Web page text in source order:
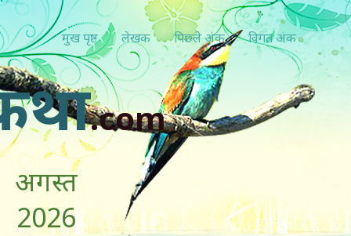
मुख पृष्ठ लेखक पिछ्ले अंक विगत अंक
.com
अगस्त
2026